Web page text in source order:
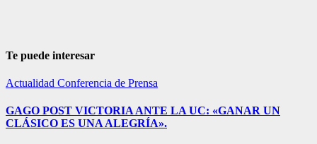
Te puede interesar
Actualidad Conferencia de Prensa
GAGO POST VICTORIA ANTE LA UC: «GANAR UN
CLÁSICO ES UNA ALEGRÍA».